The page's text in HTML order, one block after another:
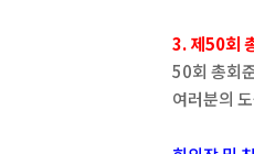
3. 제50회
50회 총회
여러분의